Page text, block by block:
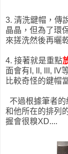
3. 清洗鍵帽，傳
晶晶，但為了環
來搓洗然後再曬
4. 接著就是重點
面會有I, II, III, IV
比較奇怪的鍵帽
不過根據筆者
和他所在的排列
握會很糗XD....